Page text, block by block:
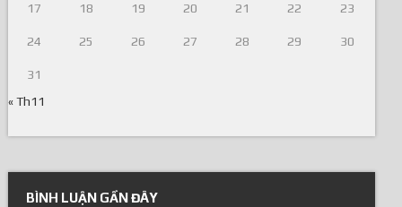
17 18 19 20 21 22 23
24 25 26 27 28 29 30
31
« Th11
BÌNH LUẬN GẦN ĐÂY